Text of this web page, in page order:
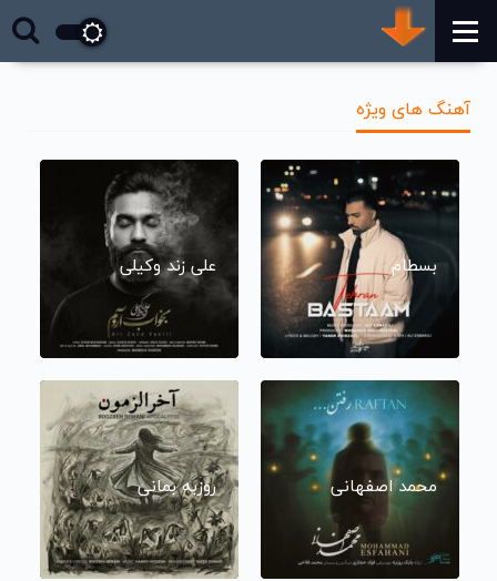
آهنگ های ویژه
بسطام علی زند وکیلی
محمد اصفهانی روزبه بمانی